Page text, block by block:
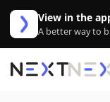
Aller au contenu
View in the
A better way to